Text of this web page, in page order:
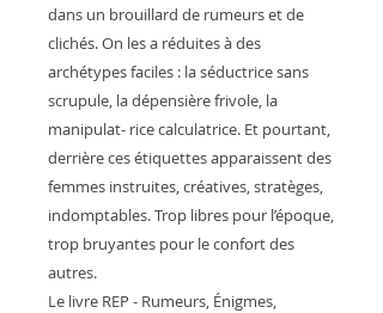
dans un brouillard de rumeurs et de
clichés. On les a réduites à des
archétypes faciles : la séductrice sans
scrupule, la dépensière frivole, la
manipulat- rice calculatrice. Et pourtant,
derrière ces étiquettes apparaissent des
femmes instruites, créatives, stratèges,
indomptables. Trop libres pour l’époque,
trop bruyantes pour le confort des
autres.
Le livre REP - Rumeurs, Énigmes,